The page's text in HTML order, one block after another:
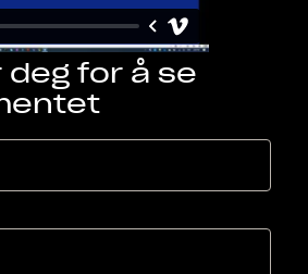
deg for å se